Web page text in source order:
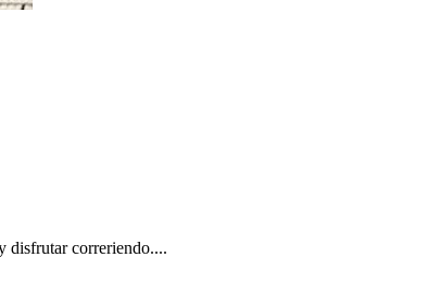
disfrutar correriendo....